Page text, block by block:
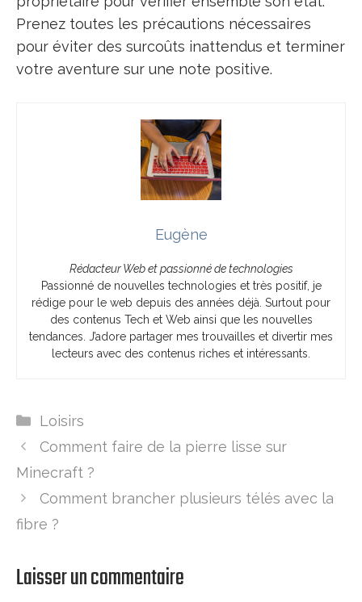
Prenez toutes les précautions nécessaires
pour éviter des surcoûts inattendus et terminer
votre aventure sur une note positive.
Eugène
Rédacteur Web et passionné de technologies
Passionné de nouvelles technologies et très positif, je
rédige pour le web depuis des années déjà. Surtout pour
des contenus Tech et Web ainsi que les nouvelles
tendances. J’adore partager mes trouvailles et divertir mes
lecteurs avec des contenus riches et intéressants.
Catégories
Loisirs
Comment faire de la pierre lisse sur
Minecraft ?
Comment brancher plusieurs télés avec la
fibre ?
Laisser un commentaire